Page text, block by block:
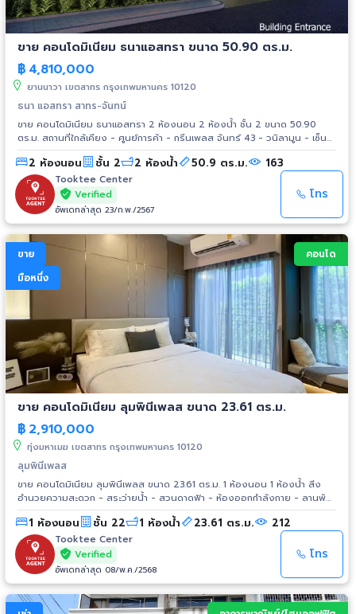
ขาย คอนโดมิเนียม ธนาแอสทรา ขนาด 50.90 ตร.ม.
฿ 4,810,000
ยานนาวา เขตสาทร กรุงเทพมหานคร 10120
ธนา แอสทรา สาทร-จันทน์
ขาย คอนโดมิเนียม ธนาแอสทรา 2 ห้องนอน 2 ห้องน้ำ ชั้น 2 ขนาด 50.90
ตร.ม. สถานที่ใกล้เคียง - ศูนย์การค้า - กรีนเพลส จันทร์ 43 - วนิลามูน - เซ็น
ทรัลพลาซา พระราม 3 - เอเชียทีค เดอะ ริเวอร์ฟร้อนท์ - เทอมินัล 21 พระราม 3
- โรบินสันบางรัก - เทสโก้ โลตัส พระราม 3 - โฮมโปร พระราม 3 โรงเรียน -
รร.อัสสัมชัญ - รร.กรุงเทพคริสเตียน - รร.นานาชาติโชรส์เบอรี่ -
รร.เบญจวรรณศึกษา - รร.พระแม่มารี โรงพยาบาล - รพ.เซนต์หลุยส์ - รพ.เลิด
สิน - รพ.ไทยจักษุ
2 ห้องนอน ชั้น 2 2 ห้องน้ำ 50.9 ตร.ม. 163
Tooktee Center
Verified
อัพเดทล่าสุด 23/ก.พ./2567
โทร
ขาย
มือหนึ่ง
คอนโด
ขาย คอนโดมิเนียม ลุมพินีเพลส ขนาด 23.61 ตร.ม.
฿ 2,910,000
ทุ่งมหาเมฆ เขตสาทร กรุงเทพมหานคร 10120
ลุมพินีเพลส
ขาย คอนโดมิเนียม ลุมพินีเพลส ขนาด 23.61 ตร.ม. 1 ห้องนอน 1 ห้องน้ำ สิ่ง
อำนวยความสะดวก - สระว่ายน้ำ - สวนดาดฟ้า - ห้องออกกำลังกาย - ลานพัก
ผ่อน - ห้องอเนกประสงค์ - จุดชมวิว - สนามเด็กเล่น - ห้องเครื่องซักผ้าหยอด
เหรียญ - ที่จอดรถยนต์ สถานที่ใกล้เคียง - ใกล้ MRT แจ้งวัฒนะ – ปากเกร็ด
400 ม.
1 ห้องนอน ชั้น 22 1 ห้องน้ำ 23.61 ตร.ม. 212
Tooktee Center
Verified
อัพเดทล่าสุด 08/พ.ค./2568
โทร